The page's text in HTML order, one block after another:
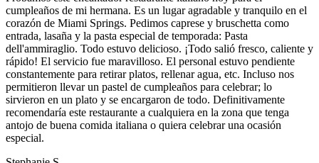
cumpleaños de mi hermana. Es un lugar agradable y tranquilo en el
corazón de Miami Springs. Pedimos caprese y bruschetta como
entrada, lasaña y la pasta especial de temporada: Pasta
dell'ammiraglio. Todo estuvo delicioso. ¡Todo salió fresco, caliente y
rápido! El servicio fue maravilloso. El personal estuvo pendiente
constantemente para retirar platos, rellenar agua, etc. Incluso nos
permitieron llevar un pastel de cumpleaños para celebrar; lo
sirvieron en un plato y se encargaron de todo. Definitivamente
recomendaría este restaurante a cualquiera en la zona que tenga
antojo de buena comida italiana o quiera celebrar una ocasión
especial.